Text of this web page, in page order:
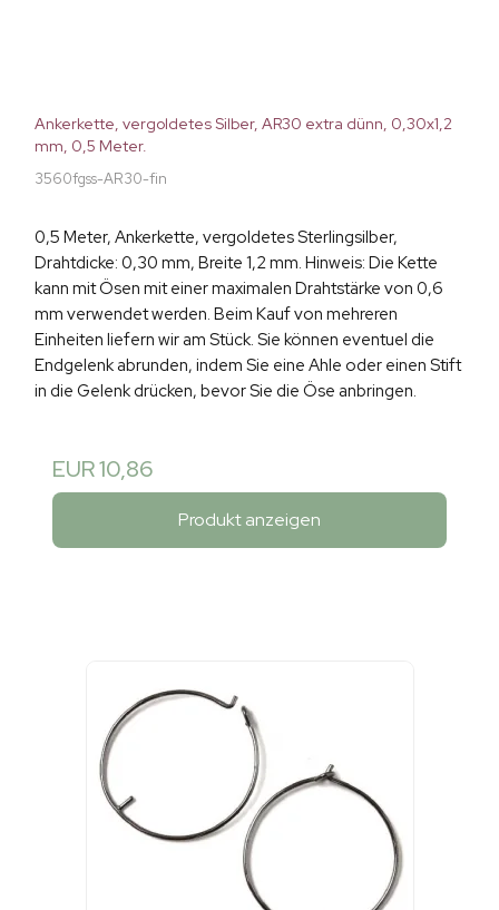
Ankerkette, vergoldetes Silber, AR30 extra dünn, 0,30x1,2
mm, 0,5 Meter.
3560fgss-AR30-fin
0,5 Meter, Ankerkette, vergoldetes Sterlingsilber,
Drahtdicke: 0,30 mm, Breite 1,2 mm. Hinweis: Die Kette
kann mit Ösen mit einer maximalen Drahtstärke von 0,6
mm verwendet werden. Beim Kauf von mehreren
Einheiten liefern wir am Stück. Sie können eventuel die
Endgelenk abrunden, indem Sie eine Ahle oder einen Stift
in die Gelenk drücken, bevor Sie die Öse anbringen.
EUR 10,86
Produkt anzeigen